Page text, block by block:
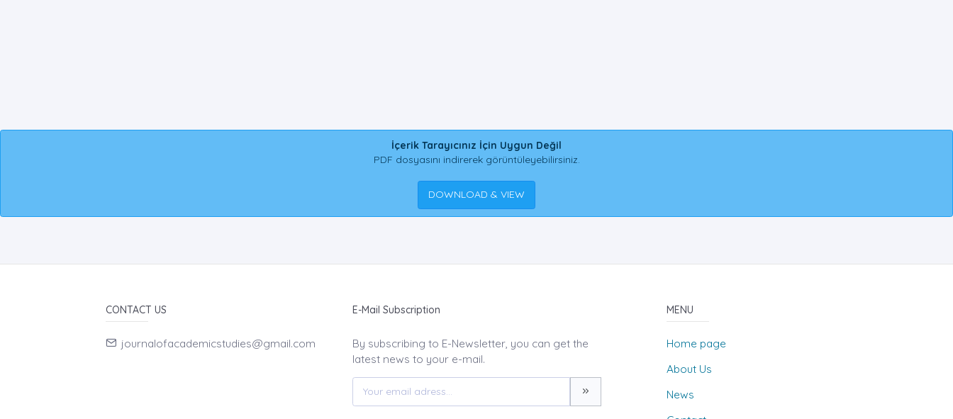
İçerik Tarayıcınız İçin Uygun Değil
PDF dosyasını indirerek görüntüleyebilirsiniz.
DOWNLOAD & VIEW
CONTACT US
journalofacademicstudies@gmail.com
E-Mail Subscription
By subscribing to E-Newsletter, you can get the
latest news to your e-mail.
MENU
Home page
About Us
News